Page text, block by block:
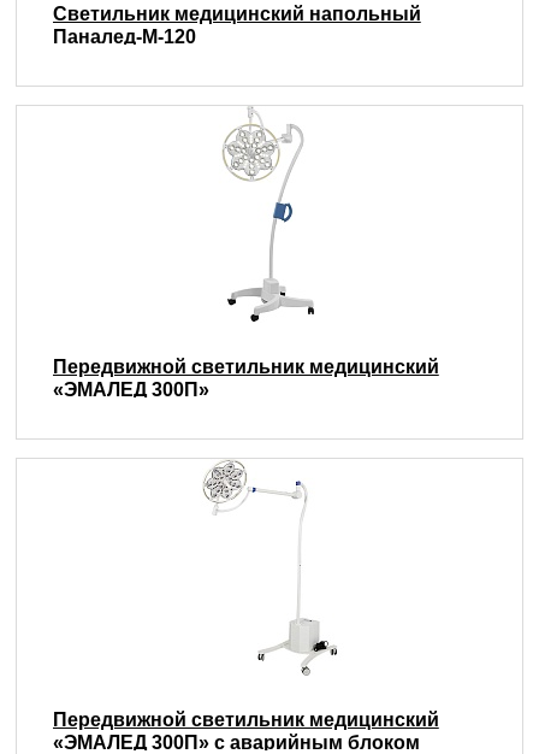
Светильник медицинский напольный
Паналед-М-120
Передвижной светильник медицинский
«ЭМАЛЕД 300П»
Передвижной светильник медицинский
«ЭМАЛЕД 300П» с аварийным блоком